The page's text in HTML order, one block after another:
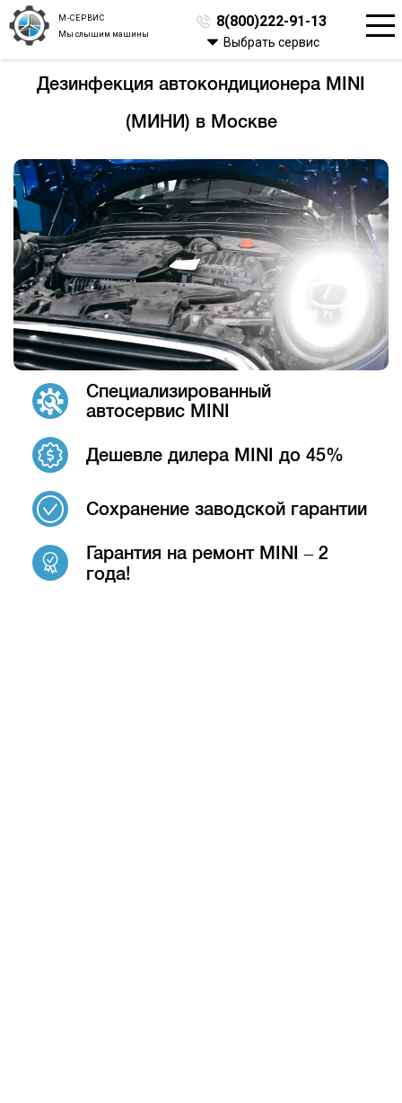
М-СЕРВИС
Мы слышим машины
8(800)222-91-13
Выбрать сервис
Дезинфекция автокондиционера MINI
(МИНИ) в Москве
Специализированный
автосервис MINI
Дешевле дилера MINI до 45%
Сохранение заводской гарантии
Гарантия на ремонт MINI – 2
года!